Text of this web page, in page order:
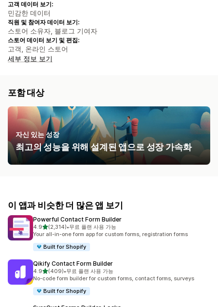
고객 데이터 보기:
민감한 데이터
직원 및 참여자 데이터 보기:
스토어 소유자, 블로그 기여자
스토어 데이터 보기 및 편집:
고객, 온라인 스토어
세부 정보 보기
포함 대상
자신 있는 성장
최고의 성능을 위해 설계된 앱으로 성장 가속화
이 앱과 비슷한 더 많은 앱 보기
Powerful Contact Form Builder
4.9별 5개 중
(2,314)
총 리뷰 2314개
•무료 플랜 사용 가능
Your all-in-one form app for custom forms, registration forms
Built for Shopify
Qikify Contact Form Builder
4.9별 5개 중
(409)
총 리뷰 409개
•무료 플랜 사용 가능
No-code form builder for custom forms, contact forms, surveys
Built for Shopify